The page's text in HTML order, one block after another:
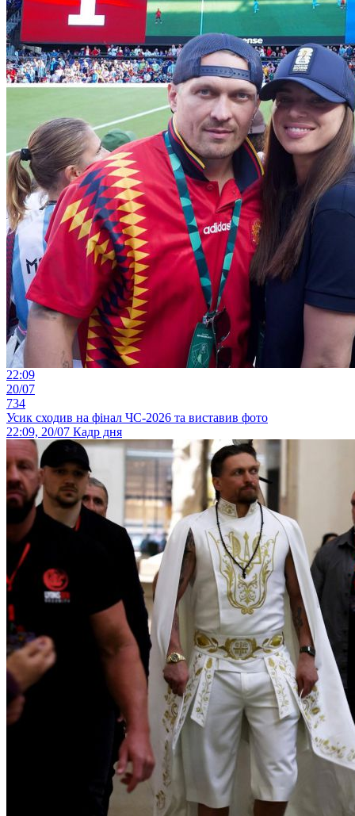
22:09
20/07
734
Усик сходив на фінал ЧС-2026 та виставив фото
22:09, 20/07 Кадр дня